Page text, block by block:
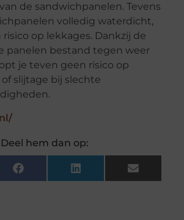
de sandwichpanelen. Tevens
volledig waterdicht,
risico op lekkages. Dankzij de
panelen bestand tegen weer
je teven geen risico op
slijtage bij slechte
hem dan op:
Facebook LinkedIn Email